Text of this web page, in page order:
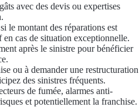
avec des devis ou expertises
le montant des réparations est
cas de situation exceptionnelle.
après le sinistre pour bénéficier
ou à demander une restructuration
des sinistres fréquents.
de fumée, alarmes anti-
et potentiellement la franchise.